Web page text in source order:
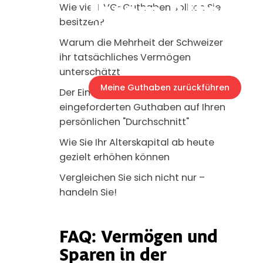
Ihrem Alter?
Meine Guthaben zurückführen
Wie viel BVG-Guthaben sollten Sie
besitzen?
Warum die Mehrheit der Schweizer
ihr tatsächliches Vermögen
unterschätzt
Der Einfluss von nicht
eingeforderten Guthaben auf Ihren
persönlichen "Durchschnitt"
Wie Sie Ihr Alterskapital ab heute
gezielt erhöhen können
Vergleichen Sie sich nicht nur –
handeln Sie!
FAQ: Vermögen und
Sparen in der